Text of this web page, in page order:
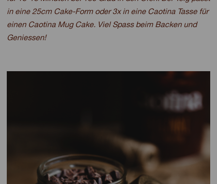
in eine 25cm Cake-Form oder 3x in eine Caotina Tasse für
einen Caotina Mug Cake. Viel Spass beim Backen und
Geniessen!